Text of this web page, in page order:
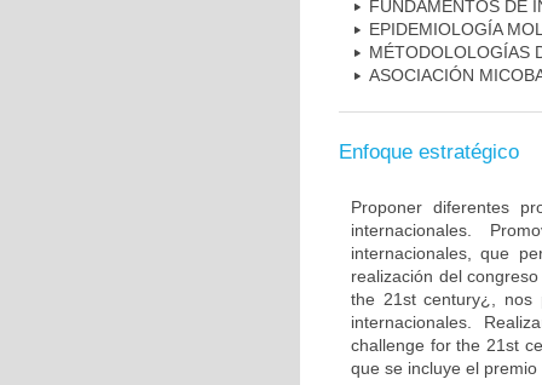
FUNDAMENTOS DE
EPIDEMIOLOGÍA
MÉTODOLOLOGÍAS
ASOCIACIÓN
Enfoque estratégico
Proponer diferentes
internacionales.
internacionales, que
realización del
the 21st century¿, nos
internacionales.
challenge for the 21st
que se incluye el